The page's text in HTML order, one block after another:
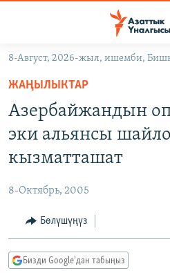
Навигацияга
өтүңүз
Издөөгө
салыңыз
КЫРГЫЗСТАН
КЫРГЫЗСТАН
МАДАНИЯТ
ДҮЙНӨ
ТВ ПРОГРАММАЛАР
БҮГҮН АЗАТТЫКТА
ПОДКАСТ
8-Август, 2026-жыл, ишемби,
ЖАҢЫЛЫКТАР
Азербайжандын
эки альянсы
кызматташат
8-Октябрь, 2005
Бөлүшүңүз
Бизди Google'дан табыңыз